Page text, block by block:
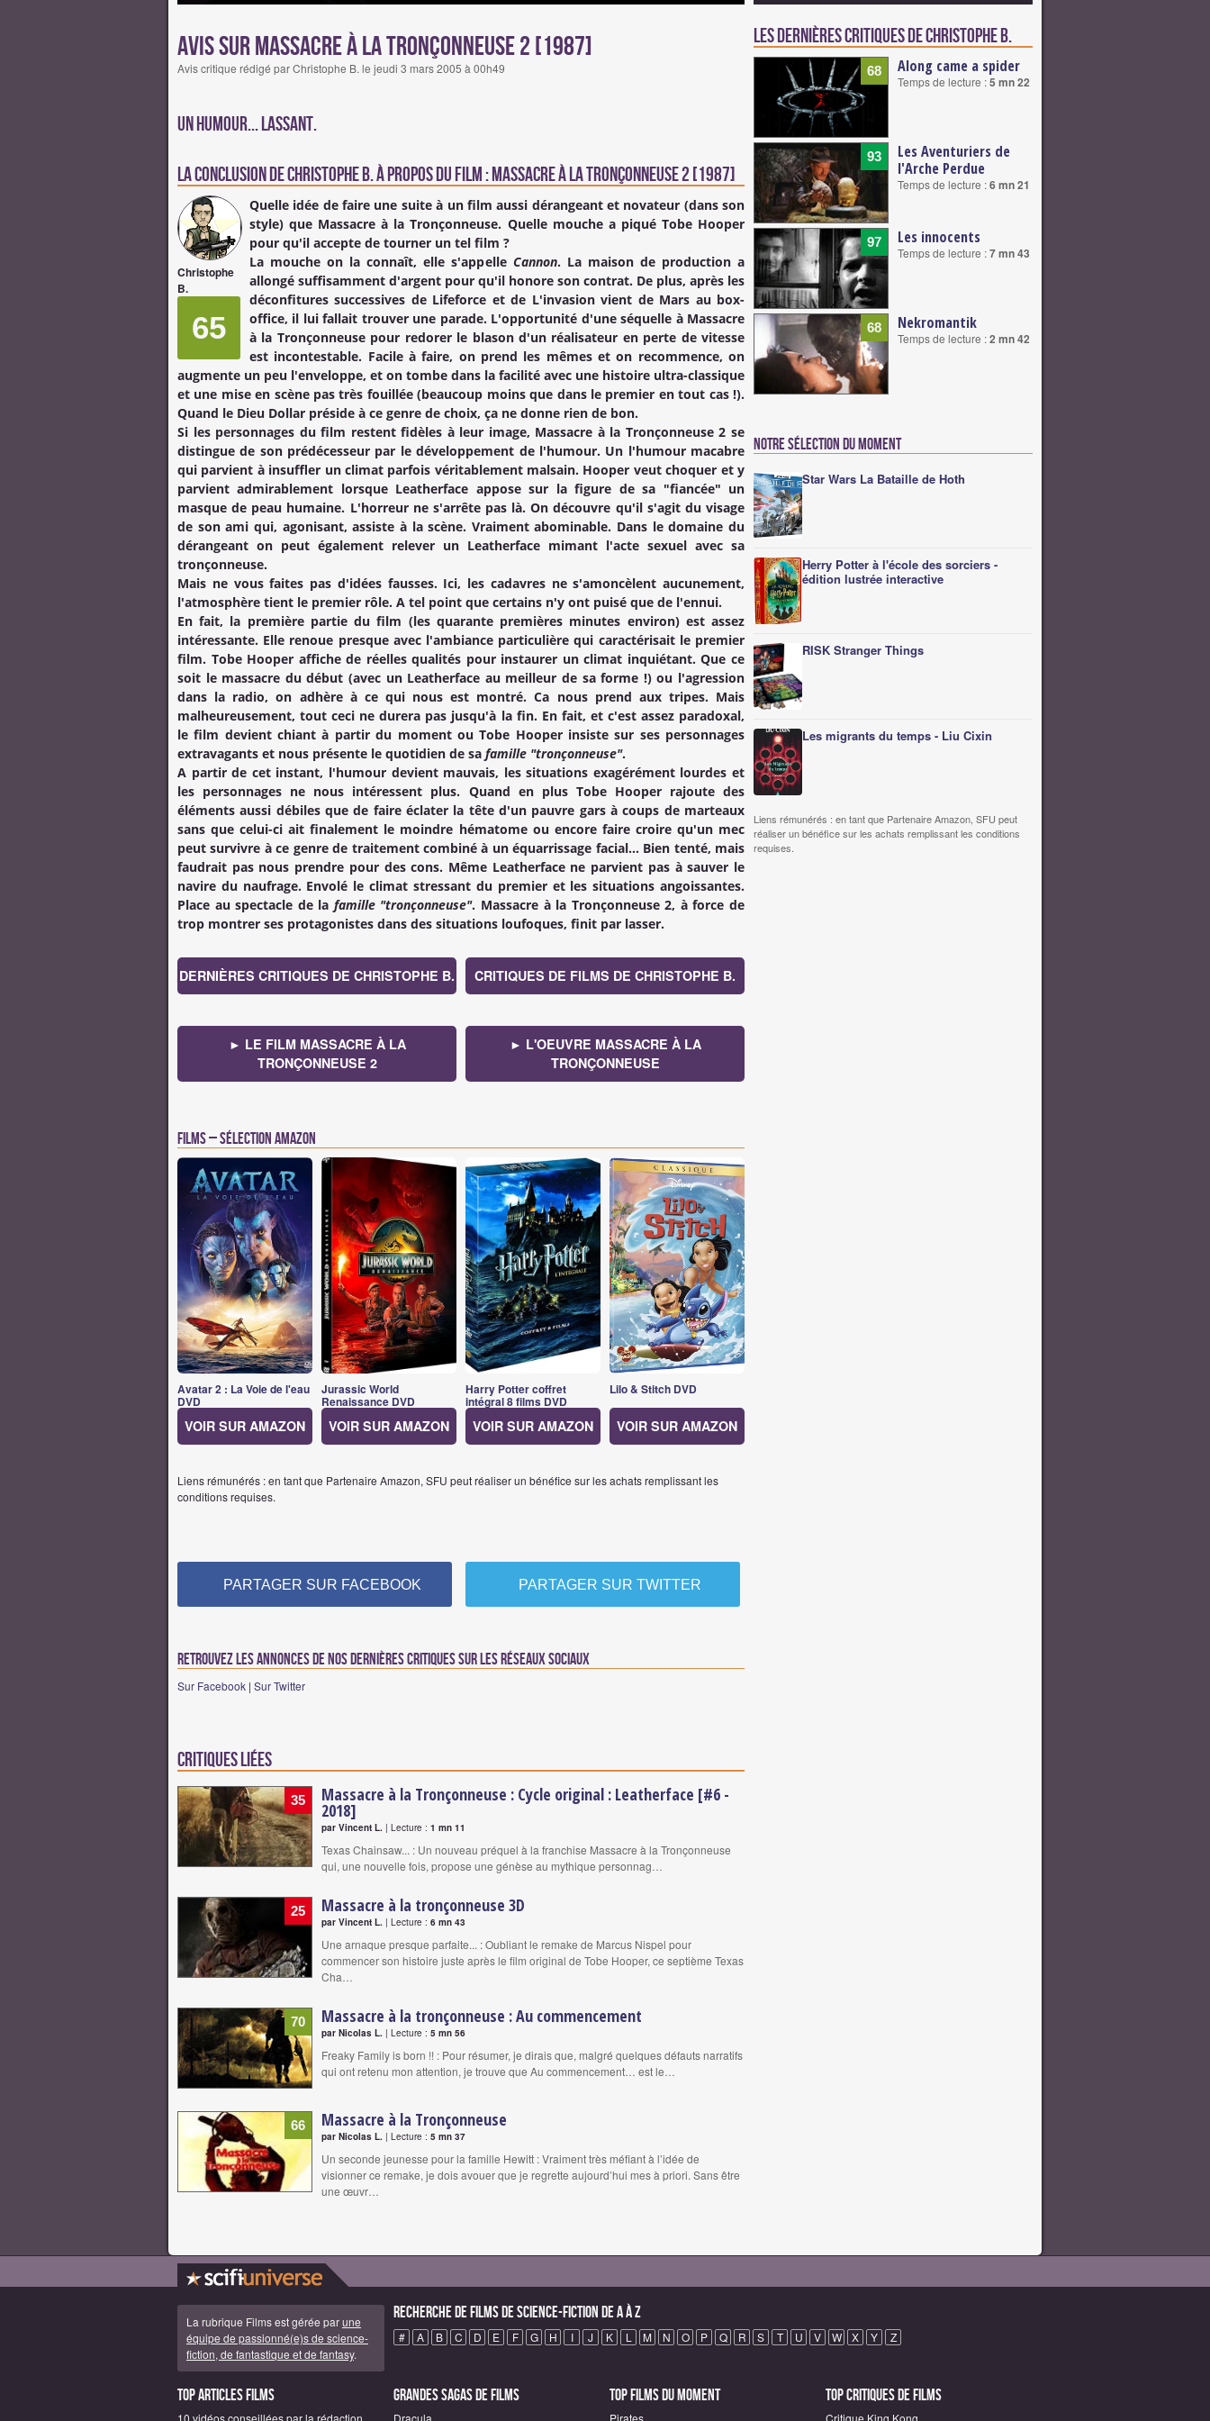
Avis sur Massacre à la Tronçonneuse 2 [1987]
Avis critique rédigé par Christophe B. le jeudi 3 mars 2005 à 00h49
Un humour... lassant.
La conclusion deChristophe B.à propos du Film : Massacre à la Tronçonneuse 2 [1987]
Christophe
B.
65
Quelle idée de faire une suite à un film aussi dérangeant et novateur (dans son
style) que Massacre à la Tronçonneuse. Quelle mouche a piqué Tobe Hooper
pour qu'il accepte de tourner un tel film ?
La mouche on la connaît, elle s'appelle Cannon. La maison de production a
allongé suffisamment d'argent pour qu'il honore son contrat. De plus, après les
déconfitures successives de Lifeforce et de L'invasion vient de Mars au box-
office, il lui fallait trouver une parade. L'opportunité d'une séquelle à Massacre
à la Tronçonneusepour redorer le blason d'un réalisateur en perte de vitesse
est incontestable. Facile à faire, on prend les mêmes et on recommence, on
augmente un peu l'enveloppe, et on tombe dans la facilité avec une histoire ultra-classique
et une mise en scène pas très fouillée (beaucoup moins que dans le premier en tout cas !).
Quand le Dieu Dollar préside à ce genre de choix, ça ne donne rien de bon.
Si les personnages du film restent fidèles à leur image, Massacre à la Tronçonneuse 2 se
distingue de son prédécesseur par le développement de l'humour. Un l'humour macabre
qui parvient à insuffler un climat parfois véritablement malsain. Hooper veut choquer et y
parvient admirablement lorsque Leatherface appose sur la figure de sa "fiancée" un
masque de peau humaine. L'horreur ne s'arrête pas là. On découvre qu'il s'agit du visage
de son ami qui, agonisant, assiste à la scène. Vraiment abominable. Dans le domaine du
dérangeant on peut également relever un Leatherface mimant l'acte sexuel avec sa
tronçonneuse.
Mais ne vous faites pas d'idées fausses. Ici, les cadavres ne s'amoncèlent aucunement,
l'atmosphère tient le premier rôle. A tel point que certains n'y ont puisé que de l'ennui.
En fait, la première partie du film (les quarante premières minutes environ) est assez
intéressante. Elle renoue presque avec l'ambiance particulière qui caractérisait le premier
film. Tobe Hooper affiche de réelles qualités pour instaurer un climat inquiétant. Que ce
soit le massacre du début (avec un Leatherface au meilleur de sa forme !) ou l'agression
dans la radio, on adhère à ce qui nous est montré. Ca nous prend aux tripes. Mais
malheureusement, tout ceci ne durera pas jusqu'à la fin. En fait, et c'est assez paradoxal,
le film devient chiant à partir du moment ouTobe Hooperinsiste sur ses personnages
extravagants et nous présente le quotidien de sa famille "tronçonneuse".
A partir de cet instant, l'humour devient mauvais, les situations exagérément lourdes et
les personnages ne nous intéressent plus. Quand en plus Tobe Hooperrajoute des
éléments aussi débiles que de faire éclater la tête d'un pauvre gars à coups de marteaux
sans que celui-ci ait finalement le moindre hématome ou encore faire croire qu'un mec
peut survivre à ce genre de traitement combiné à un équarrissage facial… Bien tenté, mais
faudrait pas nous prendre pour des cons. Même Leatherface ne parvient pas à sauver le
navire du naufrage. Envolé le climat stressant du premier et les situations angoissantes.
Place au spectacle de la famille "tronçonneuse". Massacre à la Tronçonneuse 2, à force de
trop montrer ses protagonistes dans des situations loufoques, finit par lasser.
DERNIÈRES CRITIQUES DE CHRISTOPHE B. CRITIQUES DE FILMS DE CHRISTOPHE B.
► LE FILM MASSACRE À LA
TRONÇONNEUSE 2
► L'OEUVRE MASSACRE À LA
TRONÇONNEUSE
Films – Sélection Amazon
Avatar 2 : La Voie de l'eau
DVD
VOIR SUR AMAZON
Jurassic World
Renaissance DVD
VOIR SUR AMAZON
Harry Potter coffret
intégral 8 films DVD
VOIR SUR AMAZON
Lilo & Stitch DVD
VOIR SUR AMAZON
Liens rémunérés : en tant que Partenaire Amazon, SFU peut réaliser un bénéfice sur les achats remplissant les
conditions requises.
PARTAGER SUR FACEBOOK PARTAGER SUR TWITTER
Retrouvez les annonces de nos dernières critiques sur les réseaux sociaux
Sur Facebook | Sur Twitter
Critiques liées
35 Massacre à la Tronçonneuse : Cycle original : Leatherface [#6 -
2018]
par Vincent L. | Lecture : 1 mn 11
Texas Chainsaw... : Un nouveau préquel à la franchise Massacre à la Tronçonneuse
qui, une nouvelle fois, propose une génèse au mythique personnag…
25 Massacre à la tronçonneuse 3D
par Vincent L. | Lecture : 6 mn 43
Une arnaque presque parfaite... : Oubliant le remake de Marcus Nispel pour
commencer son histoire juste après le film original de Tobe Hooper, ce septième Texas
Cha…
70 Massacre à la tronçonneuse : Au commencement
par Nicolas L. | Lecture : 5 mn 56
Freaky Family is born !! : Pour résumer, je dirais que, malgré quelques défauts narratifs
qui ont retenu mon attention, je trouve que Au commencement… est le…
66 Massacre à la Tronçonneuse
par Nicolas L. | Lecture : 5 mn 37
Un seconde jeunesse pour la famille Hewitt : Vraiment très méfiant à l’idée de
visionner ce remake, je dois avouer que je regrette aujourd’hui mes à priori. Sans être
une œuvr…
Les dernières critiques de Christophe B.
68 Along came a spider
Temps de lecture :5 mn 22
93
Les Aventuriers de
l'Arche Perdue
Temps de lecture :6 mn 21
97 Les innocents
Temps de lecture :7 mn 43
68 Nekromantik
Temps de lecture :2 mn 42
Notre sélection du moment
Star Wars La Bataille de Hoth
Herry Potter à l'école des sorciers -
édition lustrée interactive
RISK Stranger Things
Les migrants du temps - Liu Cixin
Liens rémunérés : en tant que Partenaire Amazon, SFU peut
réaliser un bénéfice sur les achats remplissant les conditions
requises.
La rubrique Films est gérée parune
équipe de passionné(e)s de science-
fiction, de fantastique et de fantasy.
Recherche de Films de science-fiction de A à Z
# A B C D E F G H I J K L M N O P Q R S T U V W X Y Z
Top articles Films Grandes sagas de Films Top Films du moment Top critiques de Films